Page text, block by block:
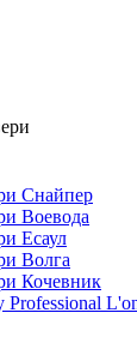
Снайпер
Воевода
Есаул
Волга
Кочевник